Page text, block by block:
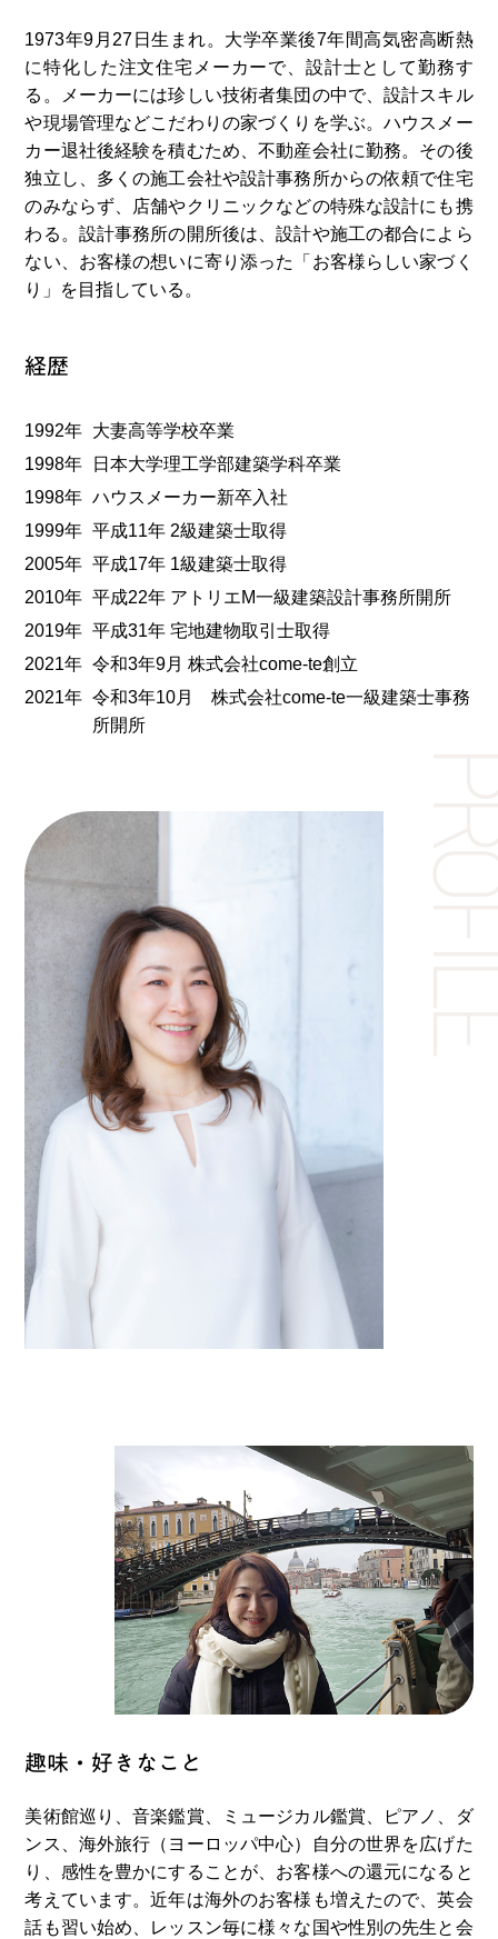
1973年9⽉27⽇⽣まれ。⼤学卒業後7年間⾼気密⾼断熱
に特化した注⽂住宅メーカーで、設計⼠として勤務す
る。メーカーには珍しい技術者集団の中で、設計スキル
や現場管理などこだわりの家づくりを学ぶ。ハウスメー
カー退社後経験を積むため、不動産会社に勤務。その後
独⽴し、多くの施⼯会社や設計事務所からの依頼で住宅
のみならず、店舗やクリニックなどの特殊な設計にも携
わる。設計事務所の開所後は、設計や施⼯の都合によら
ない、お客様の想いに寄り添った「お客様らしい家づく
り」を⽬指している。
経歴
1992年 ⼤妻⾼等学校卒業
1998年
⽇本⼤学理⼯学部建築学科卒業
1998年 ハウスメーカー新卒⼊社
1999年 平成11年 2級建築⼠取得
2005年 平成17年 1級建築⼠取得
2010年 平成22年 アトリエМ⼀級建築設計事務所開所
2019年 平成31年 宅地建物取引⼠取得
2021年 令和3年9⽉ 株式会社come-te創⽴
2021年 令和3年10月 株式会社come-te一級建築士事務
所開所
趣味・好きなこと
美術館巡り、⾳楽鑑賞、ミュージカル鑑賞、ピアノ、ダ
ンス、海外旅⾏（ヨーロッパ中⼼）⾃分の世界を広げた
り、感性を豊かにすることが、お客様への還元になると
考えています。近年は海外のお客様も増えたので、英会
話も習い始め、レッスン毎に様々な国や性別の先⽣と会